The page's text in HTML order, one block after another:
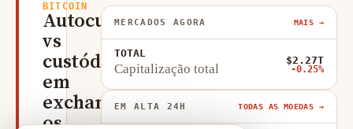
BITCOIN
Autocustódia
vs
custódia
em
exchange:
os
MERCADOS AGORA MAIS →
TOTAL
Capitalização total
$2.27T
-0.25%
EM ALTA 24H TODAS AS MOEDAS →